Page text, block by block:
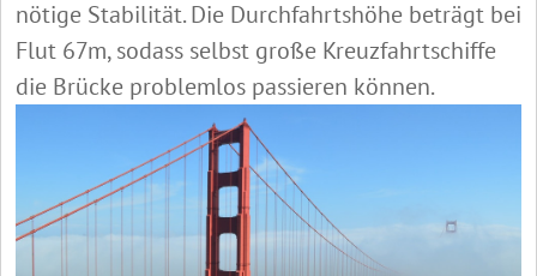
nötige Stabilität. Die Durchfahrtshöhe beträgt bei
Flut 67m, sodass selbst große Kreuzfahrtschiffe
die Brücke problemlos passieren können.